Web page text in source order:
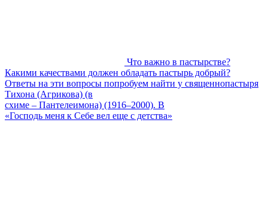
Что важно в пастырстве?
Какими качествами должен обладать пастырь добрый?
Ответы на эти вопросы попробуем найти у священнопастыря
Тихона (Агрикова) (в
схиме – Пантелеимона) (1916–2000). В
«Господь меня к Себе вел еще с детства»